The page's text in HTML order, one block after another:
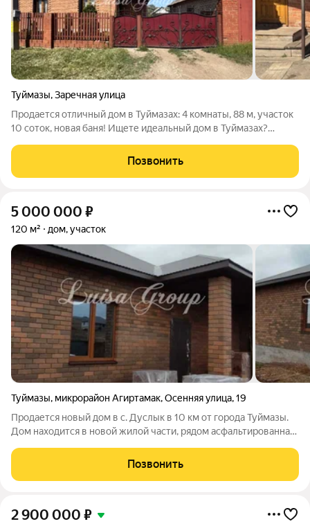
Туймазы,Заречная улица
Продается отличный дом в Туймазах: 4 комнаты, 88 м, участок
10 соток, новая баня! Ищете идеальный дом в Туймазах?
востребованном районе города! Просторный дом 1998 года
постройки общей площадью 88 м
Позвонить
5 000 000 ₽
120 м² дом, участок
Туймазы, микрорайон Агиртамак,Осенняя улица,19
Продается новый дом в с. Дуслык в 10 км от города Туймазы.
Дом находится в новой жилой части, рядом асфальтированная
участке дом с гаражем и действующая баня. Дом построен из
керамзитных
Позвонить
2 900 000 ₽